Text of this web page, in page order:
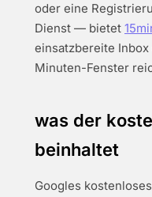
oder eine
Dienst — bietet
einsatzbereite Inbox
Minuten-Fenster
was der
beinhaltet
Googles